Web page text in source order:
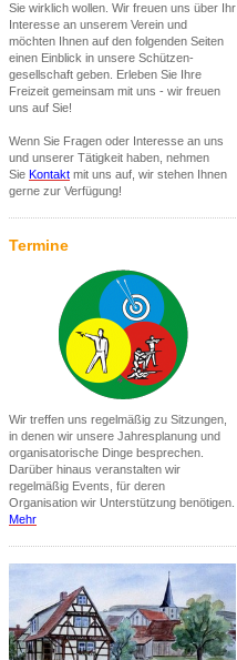
Sie wirklich wollen. Wir freuen uns über Ihr
Interesse an unserem Verein und
möchten Ihnen auf den folgenden Seiten
einen Einblick in unsere Schützen-
gesellschaft geben. Erleben Sie Ihre
Freizeit gemeinsam mit uns - wir freuen
uns auf Sie!
Wenn Sie Fragen oder Interesse an uns
und unserer Tätigkeit haben, nehmen
Sie Kontakt mit uns auf, wir stehen Ihnen
gerne zur Verfügung!
Termine
Wir treffen uns regelmäßig zu Sitzungen,
in denen wir unsere Jahresplanung und
organisatorische Dinge besprechen.
Darüber hinaus veranstalten wir
regelmäßig Events, für deren
Organisation wir Unterstützung benötigen.
Mehr